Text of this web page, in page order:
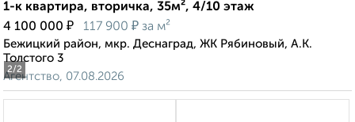
2/2
1-к квартира, вторичка, 35м², 4/10 этаж
4 100 000 ₽ 117 900 ₽ за м²
Бежицкий район, мкр. Деснаград, ЖК Рябиновый, А.К.
Толстого 3
Агентство, 07.08.2026